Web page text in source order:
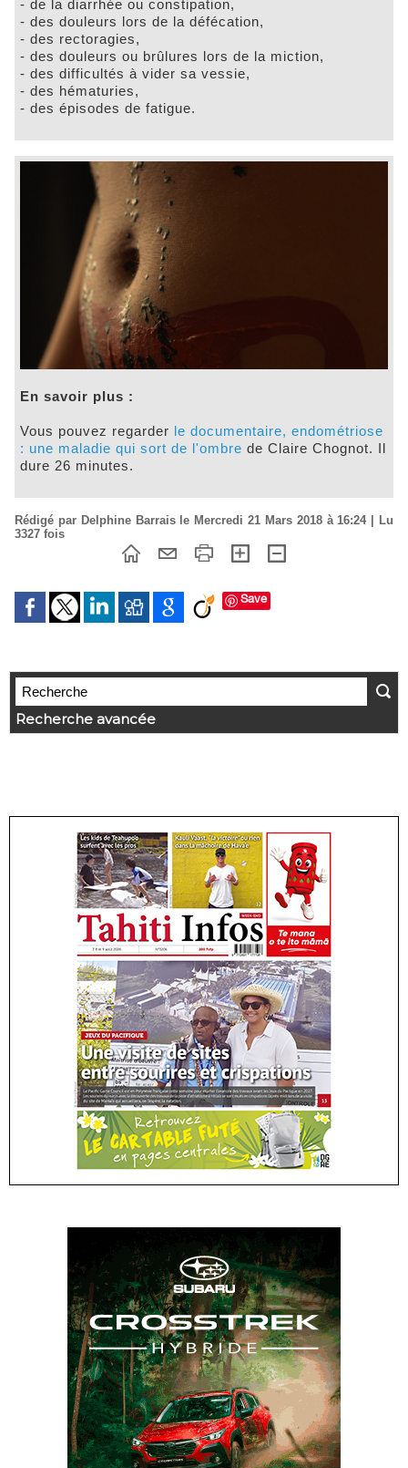
- de la diarrhée ou constipation,
- des douleurs lors de la défécation,
- des rectoragies,
- des douleurs ou brûlures lors de la miction,
- des difficultés à vider sa vessie,
- des hématuries,
- des épisodes de fatigue.
En savoir plus :
Vous pouvez regarder le documentaire, endométriose
: une maladie qui sort de l'ombre de Claire Chognot. Il
dure 26 minutes.
Rédigé par Delphine Barrais le Mercredi 21 Mars 2018 à 16:24 | Lu
3327 fois
Save
Recherche avancée